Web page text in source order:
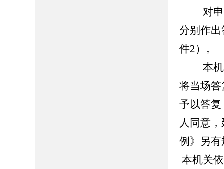
对申请
分别作
件2）。
本机关
将当场
予以答
人同意
例》另
本机关